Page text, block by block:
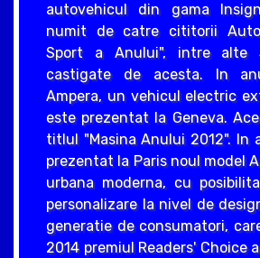
autovehicul din gama
numit de catre cititorii
Sport a Anului", intre alte
castigate de acesta. In
Ampera, un vehicul electric
este prezentat la Geneva.
titlul "Masina Anului 2012". In
prezentat la Paris noul model
urbana moderna, cu
personalizare la nivel de
generatie de consumatori,
2014 premiul Readers' Choice